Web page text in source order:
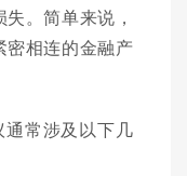
。简单来说，
密相连的金融产
常涉及以下几